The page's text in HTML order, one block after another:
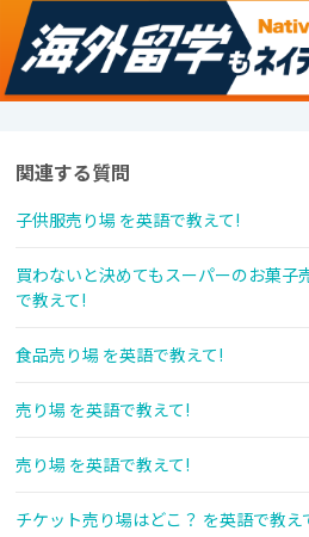
関連する質問
子供服売り場 を英語で教えて!
買わないと決めてもスーパーのお菓子
で教えて!
食品売り場 を英語で教えて!
売り場 を英語で教えて!
売り場 を英語で教えて!
チケット売り場はどこ？ を英語で教え